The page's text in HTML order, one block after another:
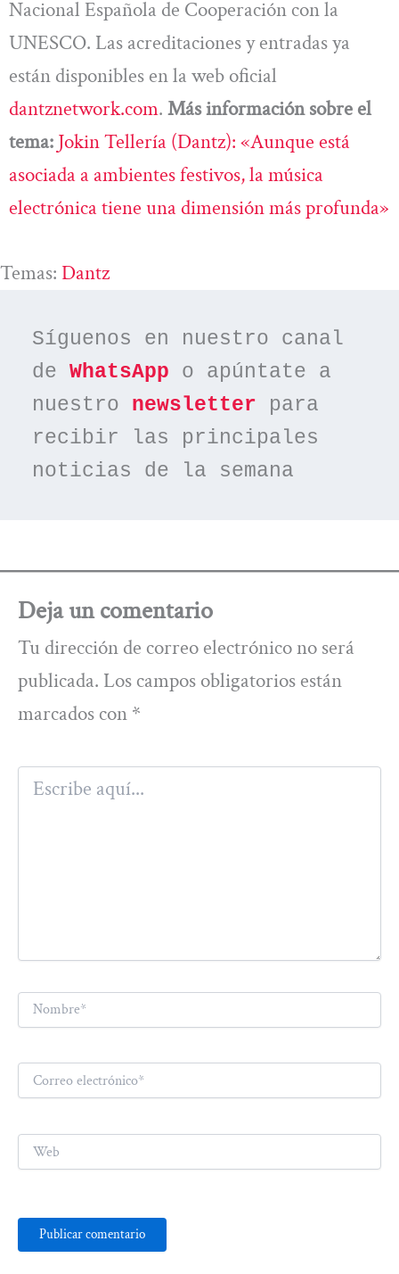
Nacional Española de Cooperación con la
UNESCO. Las acreditaciones y entradas ya
están disponibles en la web oficial
dantznetwork.com. Más información sobre el
tema: Jokin Tellería (Dantz): «Aunque está
asociada a ambientes festivos, la música
electrónica tiene una dimensión más profunda»
Temas: Dantz
Síguenos en nuestro canal
de WhatsApp o apúntate a
nuestro newsletter para
recibir las principales
noticias de la semana
Deja un comentario
Tu dirección de correo electrónico no será
publicada. Los campos obligatorios están
marcados con *
aquí...
Nombre*
electrónico*
Web